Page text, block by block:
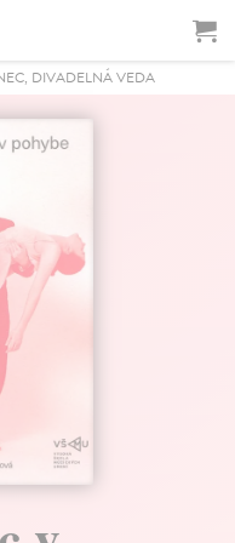
DIVADELNÁ VEDA